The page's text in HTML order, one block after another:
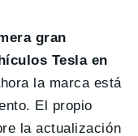
gran
Tesla en
la marca está
El propio
la actualización